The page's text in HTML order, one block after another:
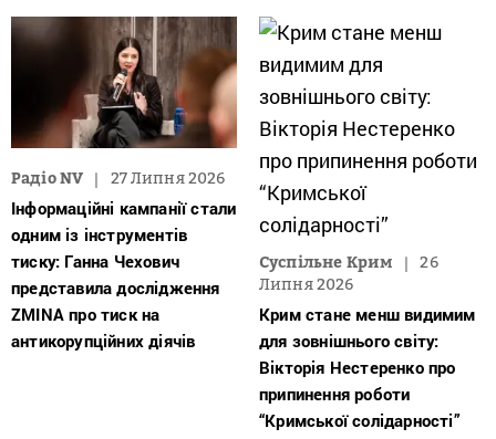
Радіо NV 27 Липня 2026
Інформаційні кампанії стали
одним із інструментів
тиску: Ганна Чехович
представила дослідження
ZMINA про тиск на
антикорупційних діячів
Суспільне Крим
26
Липня 2026
Крим стане менш видимим
для зовнішнього світу:
Вікторія Нестеренко про
припинення роботи
“Кримської солідарності”